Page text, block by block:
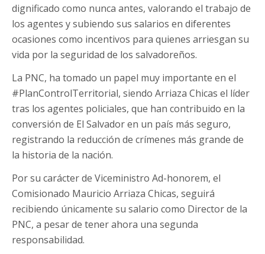
dignificado como nunca antes, valorando el trabajo de
los agentes y subiendo sus salarios en diferentes
ocasiones como incentivos para quienes arriesgan su
vida por la seguridad de los salvadoreños.
La PNC, ha tomado un papel muy importante en el
#PlanControlTerritorial, siendo Arriaza Chicas el líder
tras los agentes policiales, que han contribuido en la
conversión de El Salvador en un país más seguro,
registrando la reducción de crímenes más grande de
la historia de la nación.
Por su carácter de Viceministro Ad-honorem, el
Comisionado Mauricio Arriaza Chicas, seguirá
recibiendo únicamente su salario como Director de la
PNC, a pesar de tener ahora una segunda
responsabilidad.